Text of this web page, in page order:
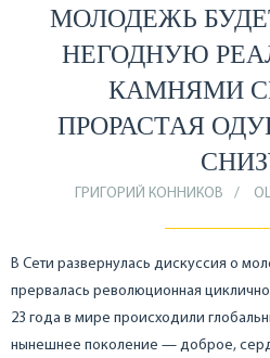
МОЛОДЕЖЬ
НЕГОДНУЮ
КАМНЯМИ
ПРОРАСТАЯ
ГРИГОРИЙ КОННИКОВ
В Сети развернулась дискуссия о
прервалась революционная
23 года в мире происходили
нынешнее поколение — доброе,